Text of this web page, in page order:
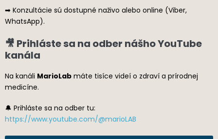
➡ Konzultácie sú dostupné naživo alebo online (Viber,
WhatsApp).
🎥 Prihláste sa na odber nášho YouTube
kanála
Na kanáli MarioLab máte tisíce videí o zdraví a prírodnej
medicíne.
🔔 Prihláste sa na odber tu:
https://www.youtube.com/@marioLAB